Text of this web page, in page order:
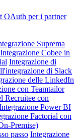
OAuth per i partner
Suprema
Integrazione Cobee in
Integrazione di
di Slack
delle LinkedIn
con Teamtailor
Recruitee con
Power BI
Factorial con
Premise)
passo Integrazione